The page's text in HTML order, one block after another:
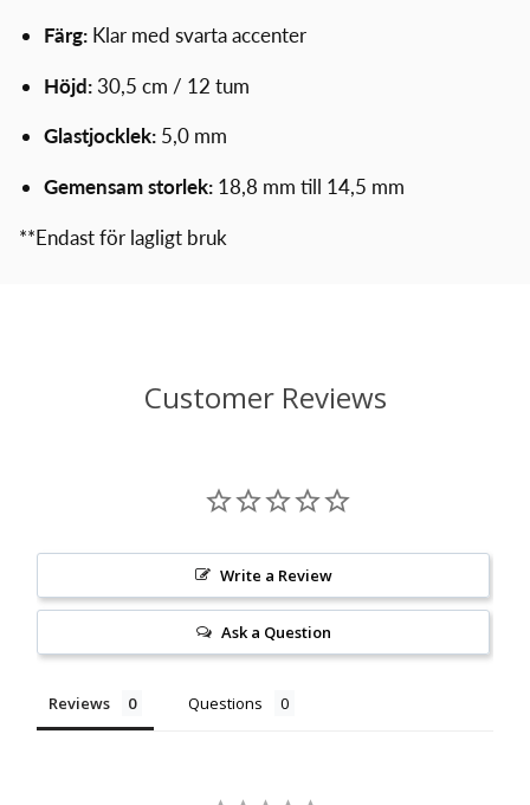
Färg: Klar med svarta accenter
Höjd: 30,5 cm / 12 tum
Glastjocklek: 5,0 mm
Gemensam storlek: 18,8 mm till 14,5 mm
**Endast för lagligt bruk
Customer Reviews
Write a Review
Ask a Question
Reviews Questions